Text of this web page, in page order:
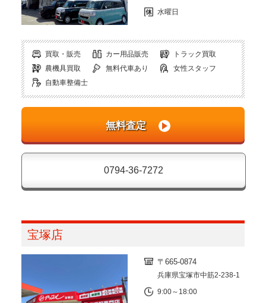
水曜日
買取・販売 カー用品販売
トラック買取
農機具買取
無料代車あり
女性スタッフ
自動車整備士
0794-36-7272
宝塚店
〒665-0874
兵庫県宝塚市中筋2-238-1
9:00～18:00